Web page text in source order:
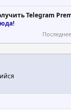
Telegram